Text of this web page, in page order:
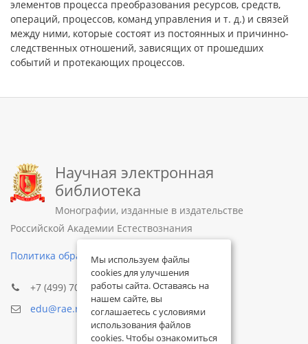
элементов процесса преобразования ресурсов, средств,
операций, процессов, команд управления и т. д.) и связей
между ними, которые состоят из постоянных и причинно-
следственных отношений, зависящих от прошедших
событий и протекающих процессов.
Научная электронная
библиотека
Монографии, изданные в издательстве
Российской Академии Естествознания
Политика обработки персональных данных
+7 (499) 705-72-30
edu@rae.ru
Мы используем файлы
cookies для улучшения
работы сайта. Оставаясь на
нашем сайте, вы
соглашаетесь с условиями
использования файлов
cookies. Чтобы ознакомиться